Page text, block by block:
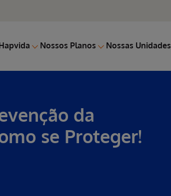
Nossos Planos Nossas Unidades
da
se Proteger!